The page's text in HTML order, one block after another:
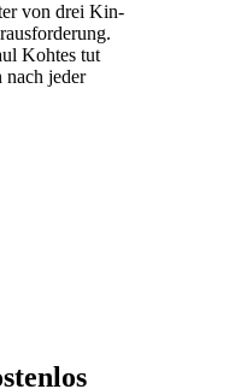
von drei Kin­
Kohtes tut
jeder